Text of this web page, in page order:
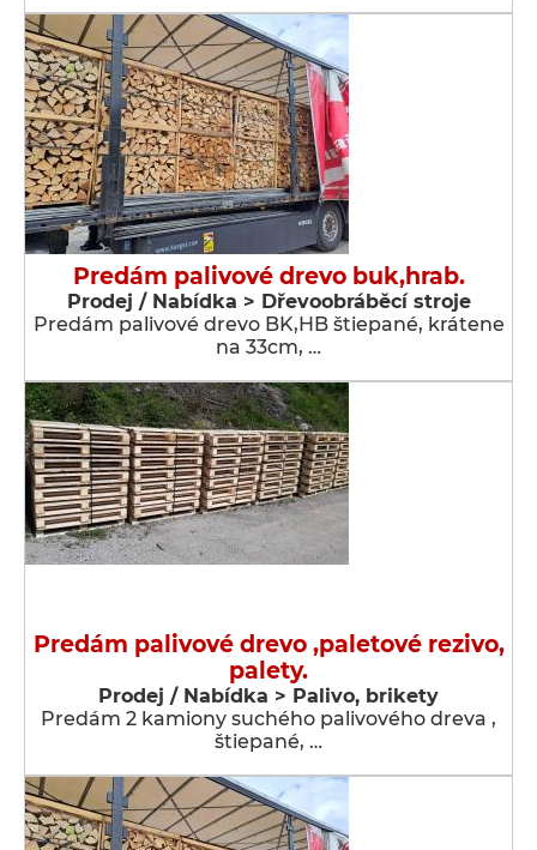
Predám palivové drevo buk,hrab.
Prodej / Nabídka > Dřevoobráběcí stroje
Predám palivové drevo BK,HB štiepané, krátene
na 33cm, …
Predám palivové drevo ,paletové rezivo,
palety.
Prodej / Nabídka > Palivo, brikety
Predám 2 kamiony suchého palivového dreva ,
štiepané, …